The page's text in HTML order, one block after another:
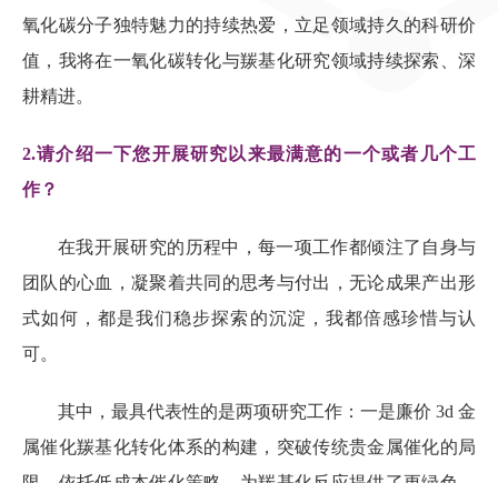
氧化碳分子独特魅力的持续热爱，立足领域持久的科研价
值，我将在一氧化碳转化与羰基化研究领域持续探索、深
耕精进。
2.请介绍一下您开展研究以来最满意的一个或者几个工
作？
在我开展研究的历程中，每一项工作都倾注了自身与
团队的心血，凝聚着共同的思考与付出，无论成果产出形
式如何，都是我们稳步探索的沉淀，我都倍感珍惜与认
可。
其中，最具代表性的是两项研究工作：一是廉价 3d 金
属催化羰基化转化体系的构建，突破传统贵金属催化的局